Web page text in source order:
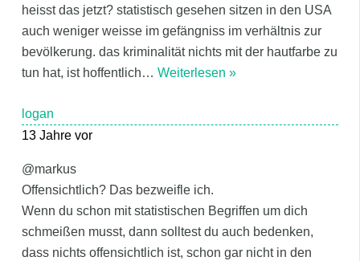
heisst das jetzt? statistisch gesehen sitzen in den USA
auch weniger weisse im gefängniss im verhältnis zur
bevölkerung. das kriminalität nichts mit der hautfarbe zu
tun hat, ist hoffentlich… Weiterlesen »
logan
13 Jahre vor
@markus
Offensichtlich? Das bezweifle ich.
Wenn du schon mit statistischen Begriffen um dich
schmeißen musst, dann solltest du auch bedenken,
dass nichts offensichtlich ist, schon gar nicht in den